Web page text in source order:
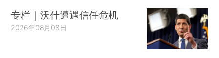
专栏｜沃什遭遇信任危机
2026年08月08日